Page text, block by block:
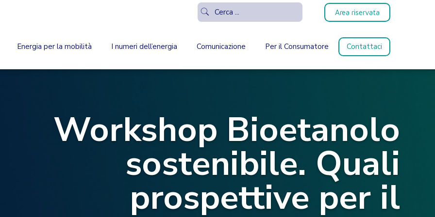
Area riservata
Energia per la mobilità I numeri dell’energia Comunicazione Per il Consumatore Contattaci
Workshop Bioetanolo
sostenibile. Quali
prospettive per il